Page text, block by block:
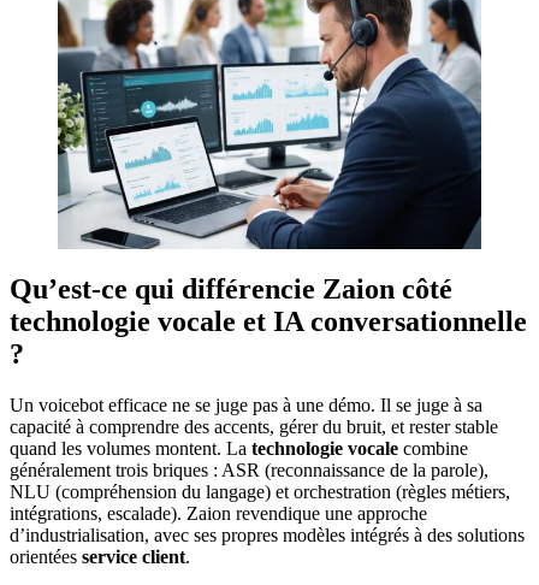
Qu’est-ce qui différencie Zaion côté
technologie vocale et IA conversationnelle
?
Un voicebot efficace ne se juge pas à une démo. Il se juge à sa
capacité à comprendre des accents, gérer du bruit, et rester stable
quand les volumes montent. La technologie vocale combine
généralement trois briques : ASR (reconnaissance de la parole),
NLU (compréhension du langage) et orchestration (règles métiers,
intégrations, escalade). Zaion revendique une approche
d’industrialisation, avec ses propres modèles intégrés à des solutions
orientées service client.